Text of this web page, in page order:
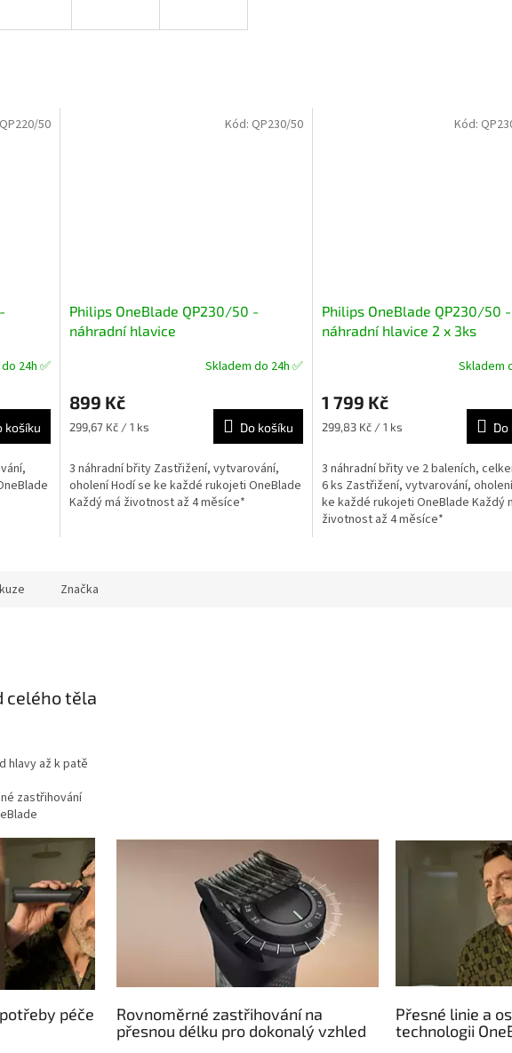
24h ✅
košíku
QP220/50
Philips OneBlade QP230/50 -
náhradní hlavice
produktu
je
5,0
5
hvězdiček.
Skladem do 24h ✅
899 Kč
Měrná
299,67 Kč / 1 ks Do košíku
3 náhradní břity Zastřižení, vytvarování,
oholení Hodí se ke každé rukojeti OneBlade
Každý má životnost až 4 měsíce*
Kód: QP230/50
Philips OneBlade QP230/50 -
náhradní hlavice 2 x 3ks
produktu
je
4,8
5
hvězdiček.
Skladem
1 799 Kč
Měrná
299,83 Kč / 1 ks Do
3 náhradní břity ve 2 baleních,
6 ks Zastřižení, vytvarování,
ke každé rukojeti OneBlade Každý
životnost až 4 měsíce*
Kód:
Značka
celého těla
hlavy až k patě
zastřihování
péče
Rovnoměrné zastřihování na
přesnou délku pro dokonalý vzhled
Přesné linie a
technologii